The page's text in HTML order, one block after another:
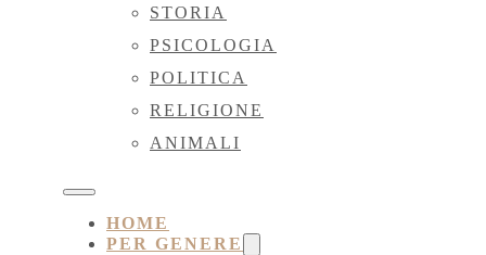
STORIA
PSICOLOGIA
POLITICA
RELIGIONE
ANIMALI
HOME
PER GENERE